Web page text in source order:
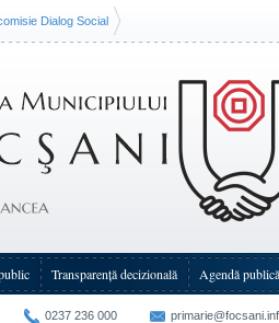
Dialog Social
Transparenţă decizională Agendă publică
0237 236 000